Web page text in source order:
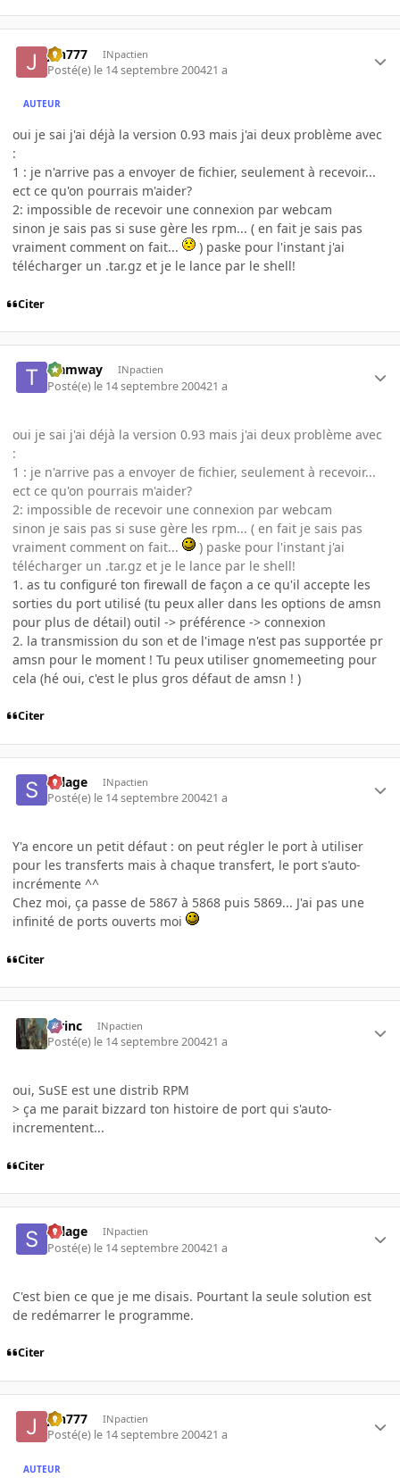
jah777 INpactien
Posté(e) le 14 septembre 200421 a
AUTEUR
oui je sai j'ai déjà la version 0.93 mais j'ai deux problème avec
:
1 : je n'arrive pas a envoyer de fichier, seulement à recevoir...
ect ce qu'on pourrais m'aider?
2: impossible de recevoir une connexion par webcam
sinon je sais pas si suse gère les rpm... ( en fait je sais pas
vraiment comment on fait...
) paske pour l'instant j'ai
télécharger un .tar.gz et je le lance par le shell!
Citer
tramway INpactien
Posté(e) le 14 septembre 200421 a
oui je sai j'ai déjà la version 0.93 mais j'ai deux problème avec
:
1 : je n'arrive pas a envoyer de fichier, seulement à recevoir...
ect ce qu'on pourrais m'aider?
2: impossible de recevoir une connexion par webcam
sinon je sais pas si suse gère les rpm... ( en fait je sais pas
vraiment comment on fait...
) paske pour l'instant j'ai
télécharger un .tar.gz et je le lance par le shell!
1. as tu configuré ton firewall de façon a ce qu'il accepte les
sorties du port utilisé (tu peux aller dans les options de amsn
pour plus de détail) outil -> préférence -> connexion
2. la transmission du son et de l'image n'est pas supportée pr
amsn pour le moment ! Tu peux utiliser gnomemeeting pour
cela (hé oui, c'est le plus gros défaut de amsn ! )
Citer
Sillage INpactien
Posté(e) le 14 septembre 200421 a
Y'a encore un petit défaut : on peut régler le port à utiliser
pour les transferts mais à chaque transfert, le port s'auto-
incrémente ^^
Chez moi, ça passe de 5867 à 5868 puis 5869... J'ai pas une
infinité de ports ouverts moi
Citer
lorinc INpactien
Posté(e) le 14 septembre 200421 a
oui, SuSE est une distrib RPM
> ça me parait bizzard ton histoire de port qui s'auto-
incrementent...
Citer
Sillage INpactien
Posté(e) le 14 septembre 200421 a
C'est bien ce que je me disais. Pourtant la seule solution est
de redémarrer le programme.
Citer
jah777 INpactien
Posté(e) le 14 septembre 200421 a
AUTEUR